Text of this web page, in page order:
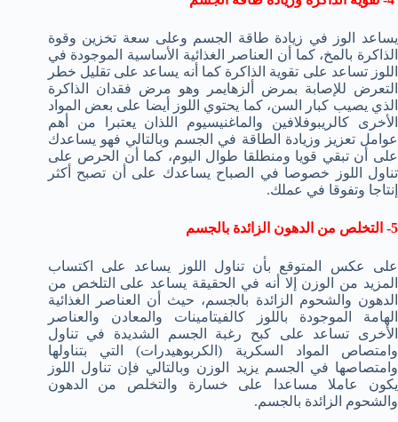
يساعد الوز في زيادة طاقة الجسم وعلى سعة تخزين وقوة
الذاكرة بالمخ، كما أن العناصر الغذائية الأساسية الموجودة في
اللوز تساعد على تقوية الذاكرة كما أنه يساعد على تقليل خطر
التعرض للإصابة بمرض ألزهايمر وهو مرض فقدان الذاكرة
الذي يصيب كبار السن، كما يحتوي اللوز أيضا على بعض المواد
الأخرى كالريبوفلافين والماغنيسيوم اللذان يعتبرا من أهم
عوامل تعزيز وزيادة الطاقة في الجسم وبالتالي فهو يساعدك
على أن تبقي قويا ومنطلقا طوال اليوم، كما أن الحرص على
تناول اللوز خصوصا في الصباح يساعدك على أن تصبح أكثر
إنتاجا وتفوقا في عملك.
5- التخلص من الدهون الزائدة بالجسم
على عكس المتوقع بأن تناول اللوز يساعد على اكتساب
المزيد من الوزن إلا أنه في الحقيقة يساعد على التلخص من
الدهون والشحوم الزائدة بالجسم، حيث أن العناصر الغذائية
الهامة الموجودة باللوز كالفيتامينات والمعادن والعناصر
الأخرى تساعد على كبح رغبة الجسم الشديدة في تناول
وامتصاص المواد السكرية (الكربوهيدرات) التي بتناولها
وامتصاصها في الجسم يزيد الوزن وبالتالي فإن تناول اللوز
يكون عاملا مساعدا على خسارة والتخلص من الدهون
والشحوم الزائدة بالجسم.